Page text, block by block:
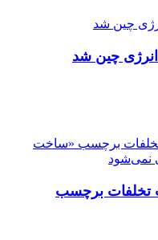
چین شد
تخلفات برچسب
اما اقدامی نمی‌شود